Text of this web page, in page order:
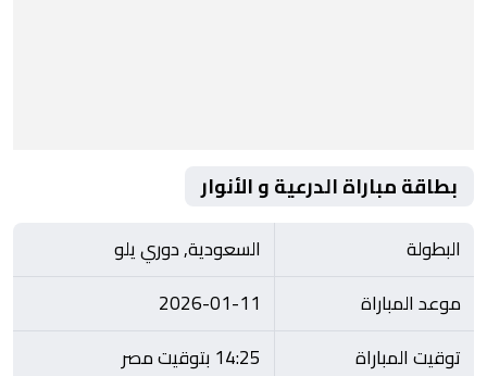
بطاقة مباراة الدرعية و الأنوار
البطولة
السعودية, دوري يلو
موعد المباراة
2026-01-11
توقيت المباراة
14:25 بتوقيت مصر